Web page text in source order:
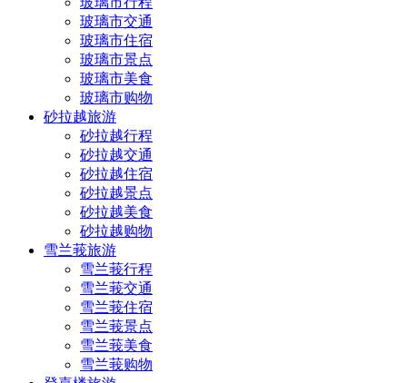
玻璃市交通
玻璃市住宿
玻璃市景点
玻璃市美食
玻璃市购物
砂拉越旅游
砂拉越行程
砂拉越交通
砂拉越住宿
砂拉越景点
砂拉越美食
砂拉越购物
雪兰莪旅游
雪兰莪行程
雪兰莪交通
雪兰莪住宿
雪兰莪景点
雪兰莪美食
雪兰莪购物